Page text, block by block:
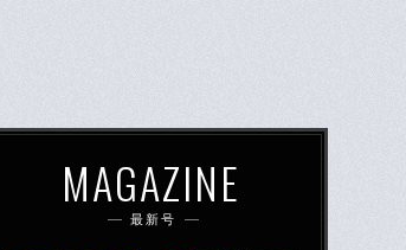
MAGAZINE
最新号